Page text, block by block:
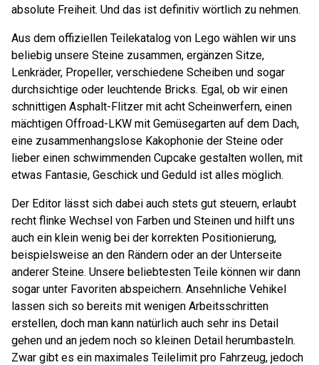
absolute Freiheit. Und das ist definitiv wörtlich zu nehmen.
Aus dem offiziellen Teilekatalog von Lego wählen wir uns
beliebig unsere Steine zusammen, ergänzen Sitze,
Lenkräder, Propeller, verschiedene Scheiben und sogar
durchsichtige oder leuchtende Bricks. Egal, ob wir einen
schnittigen Asphalt-Flitzer mit acht Scheinwerfern, einen
mächtigen Offroad-LKW mit Gemüsegarten auf dem Dach,
eine zusammenhangslose Kakophonie der Steine oder
lieber einen schwimmenden Cupcake gestalten wollen, mit
etwas Fantasie, Geschick und Geduld ist alles möglich.
Der Editor lässt sich dabei auch stets gut steuern, erlaubt
recht flinke Wechsel von Farben und Steinen und hilft uns
auch ein klein wenig bei der korrekten Positionierung,
beispielsweise an den Rändern oder an der Unterseite
anderer Steine. Unsere beliebtesten Teile können wir dann
sogar unter Favoriten abspeichern. Ansehnliche Vehikel
lassen sich so bereits mit wenigen Arbeitsschritten
erstellen, doch man kann natürlich auch sehr ins Detail
gehen und an jedem noch so kleinen Detail herumbasteln.
Zwar gibt es ein maximales Teilelimit pro Fahrzeug, jedoch